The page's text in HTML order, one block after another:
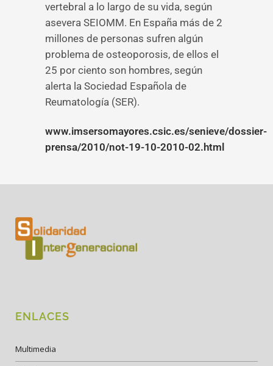
vertebral a lo largo de su vida, según
asevera SEIOMM. En España más de 2
millones de personas sufren algún
problema de osteoporosis, de ellos el
25 por ciento son hombres, según
alerta la Sociedad Española de
Reumatología (SER).
www.imsersomayores.csic.es/senieve/dossier-
prensa/2010/not-19-10-2010-02.html
ENLACES
Multimedia